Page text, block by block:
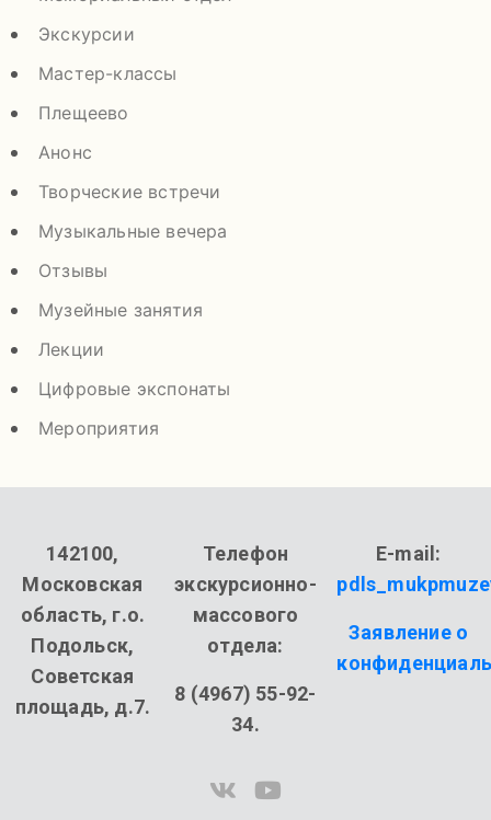
Экскурсии
Мастер-классы
Плещеево
Анонс
Творческие встречи
Музыкальные вечера
Отзывы
Музейные занятия
Лекции
Цифровые экспонаты
Мероприятия
142100,
Московская
область, г.о.
Подольск,
Советская
площадь, д.7.
Телефон
экскурсионно-
массового
отдела:
8 (4967) 55-92-
34.
E-mail:
Заявление о